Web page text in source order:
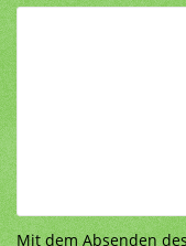
Mit dem Absenden